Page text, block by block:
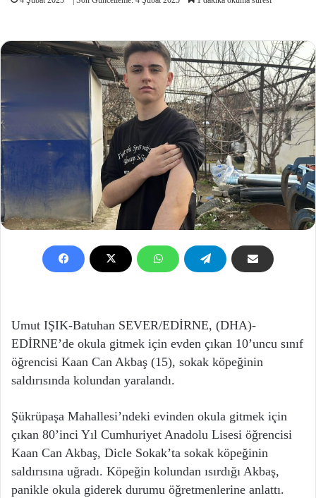
Umut IŞIK-Batuhan SEVER/EDİRNE, (DHA)-
EDİRNE’de okula gitmek için evden çıkan 10’uncu sınıf
öğrencisi Kaan Can Akbaş (15), sokak köpeğinin
saldırısında kolundan yaralandı.
Şükrüpaşa Mahallesi’ndeki evinden okula gitmek için
çıkan 80’inci Yıl Cumhuriyet Anadolu Lisesi öğrencisi
Kaan Can Akbaş, Dicle Sokak’ta sokak köpeğinin
saldırısına uğradı. Köpeğin kolundan ısırdığı Akbaş,
panikle okula giderek durumu öğretmenlerine anlattı.